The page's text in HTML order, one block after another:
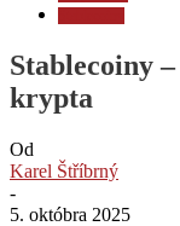
Stablecoiny
krypta
Od
Karel Štříbrný
-
5. októbra 2025